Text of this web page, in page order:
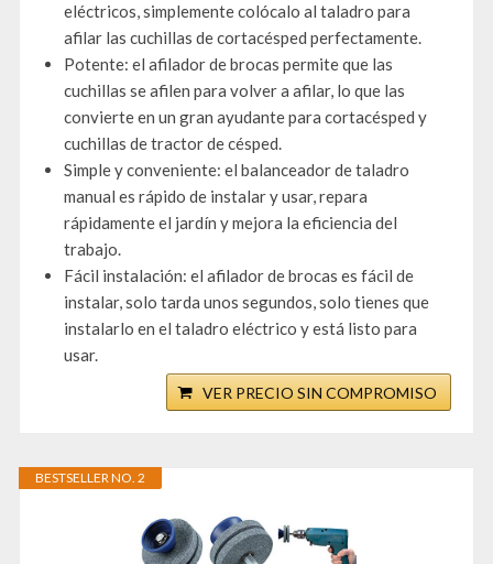
eléctricos, simplemente colócalo al taladro para
afilar las cuchillas de cortacésped perfectamente.
Potente: el afilador de brocas permite que las
cuchillas se afilen para volver a afilar, lo que las
convierte en un gran ayudante para cortacésped y
cuchillas de tractor de césped.
Simple y conveniente: el balanceador de taladro
manual es rápido de instalar y usar, repara
rápidamente el jardín y mejora la eficiencia del
trabajo.
Fácil instalación: el afilador de brocas es fácil de
instalar, solo tarda unos segundos, solo tienes que
instalarlo en el taladro eléctrico y está listo para
usar.
VER PRECIO SIN COMPROMISO
BESTSELLER NO. 2